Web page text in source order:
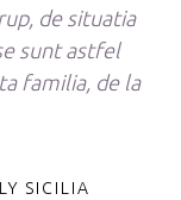
de situatia
sunt astfel
familia, de la
SICILIA